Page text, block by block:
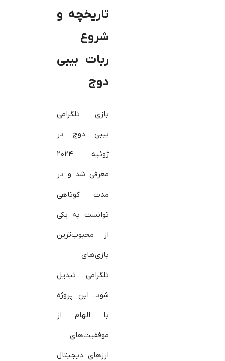
تاریخچه و
شروع
ربات بیبی
دوج
بازی تلگرامی
بیبی دوج در
ژوئیه ۲۰۲۴
معرفی شد و در
مدت کوتاهی
توانست به یکی
از محبوب‌ترین
بازی‌های
تلگرامی تبدیل
شود. این پروژه
با الهام از
موفقیت‌های
ارزهای دیجیتال